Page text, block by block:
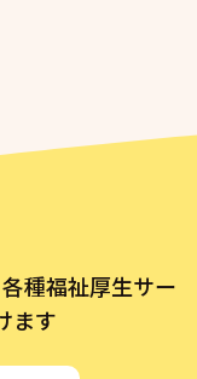
種福祉厚生サー
ます